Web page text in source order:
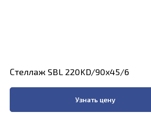
Стеллаж SBL 220KD/90x45/6
Узнать цену